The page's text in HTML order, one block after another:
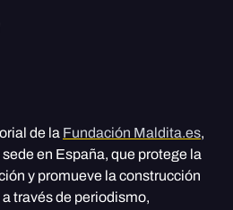
de la Fundación Maldita.es,
en España, que protege la
y promueve la construcción
través de periodismo,